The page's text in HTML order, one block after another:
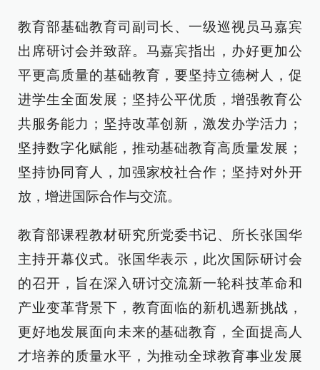
教育部基础教育司副司长、一级巡视员马嘉宾
出席研讨会并致辞。马嘉宾指出，办好更加公
平更高质量的基础教育，要坚持立德树人，促
进学生全面发展；坚持公平优质，增强教育公
共服务能力；坚持改革创新，激发办学活力；
坚持数字化赋能，推动基础教育高质量发展；
坚持协同育人，加强家校社合作；坚持对外开
放，增进国际合作与交流。
教育部课程教材研究所党委书记、所长张国华
主持开幕仪式。张国华表示，此次国际研讨会
的召开，旨在深入研讨交流新一轮科技革命和
产业变革背景下，教育面临的新机遇新挑战，
更好地发展面向未来的基础教育，全面提高人
才培养的质量水平，为推动全球教育事业发展